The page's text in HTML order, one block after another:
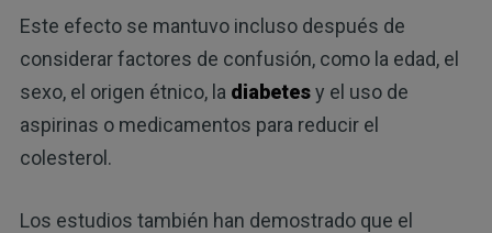
Este efecto se mantuvo incluso después de
considerar factores de confusión, como la edad, el
sexo, el origen étnico, la diabetesy el uso de
aspirinas o medicamentos para reducir el
colesterol.
Los estudios también han demostrado que el